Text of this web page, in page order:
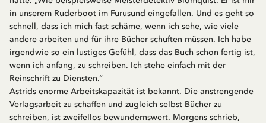
in unserem Ruderboot im Furusund eingefallen. Und es geht so
schnell, dass ich mich fast schäme, wenn ich sehe, wie viele
andere arbeiten und für ihre Bücher schuften müssen. Ich habe
irgendwie so ein lustiges Gefühl, dass das Buch schon fertig ist,
wenn ich anfang, zu schreiben. Ich stehe einfach mit der
Reinschrift zu Diensten.“
Astrids enorme Arbeitskapazität ist bekannt. Die anstrengende
Verlagsarbeit zu schaffen und zugleich selbst Bücher zu
schreiben, ist zweifellos bewundernswert. Morgens schrieb,